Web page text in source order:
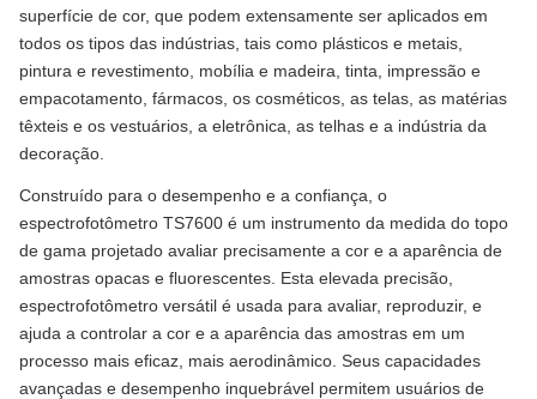
superfície de cor, que podem extensamente ser aplicados em
todos os tipos das indústrias, tais como plásticos e metais,
pintura e revestimento, mobília e madeira, tinta, impressão e
empacotamento, fármacos, os cosméticos, as telas, as matérias
têxteis e os vestuários, a eletrônica, as telhas e a indústria da
decoração.
Construído para o desempenho e a confiança, o
espectrofotômetro TS7600 é um instrumento da medida do topo
de gama projetado avaliar precisamente a cor e a aparência de
amostras opacas e fluorescentes. Esta elevada precisão,
espectrofotômetro versátil é usada para avaliar, reproduzir, e
ajuda a controlar a cor e a aparência das amostras em um
processo mais eficaz, mais aerodinâmico. Seus capacidades
avançadas e desempenho inquebrável permitem usuários de